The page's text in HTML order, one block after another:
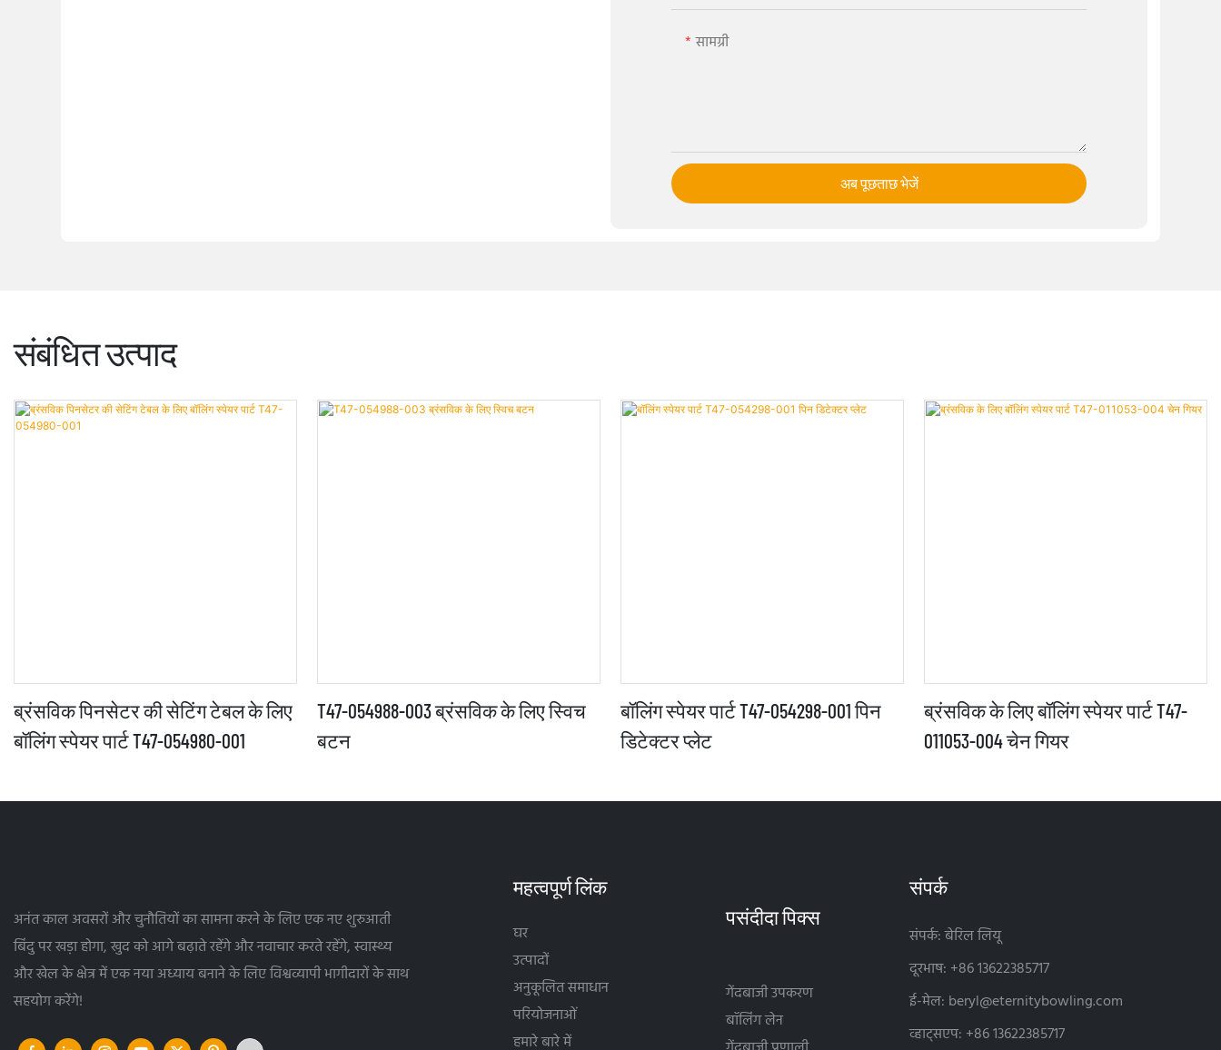
सामग्री
अब पूछताछ भेजें
संबंधित उत्पाद
ब्रंसविक पिनसेटर की सेटिंग टेबल के लिए
बॉलिंग स्पेयर पार्ट T47-054980-001
T47-054988-003 ब्रंसविक के लिए स्विच
बटन
बॉलिंग स्पेयर पार्ट T47-054298-001 पिन
डिटेक्टर प्लेट
ब्रंसविक के लिए बॉलिंग स्पेयर पार्ट T47-
011053-004 चेन गियर
अनंत काल अवसरों और चुनौतियों का सामना करने के लिए एक नए शुरुआती
बिंदु पर खड़ा होगा, खुद को आगे बढ़ाते रहेंगे और नवाचार करते रहेंगे, स्वास्थ्य
और खेल के क्षेत्र में एक नया अध्याय बनाने के लिए विश्वव्यापी भागीदारों के साथ
सहयोग करेंगे!
महत्वपूर्ण लिंक
घर
उत्पादों
अनुकूलित समाधान
परियोजनाओं
हमारे बारे में
पसंदीदा पिक्स
गेंदबाजी उपकरण
बॉलिंग लेन
संपर्क
संपर्क: बेरिल लियू
दूरभाष: +86 13622385717
ई-मेल: beryl@eternitybowling.com
व्हाट्सएप: +86 13622385717